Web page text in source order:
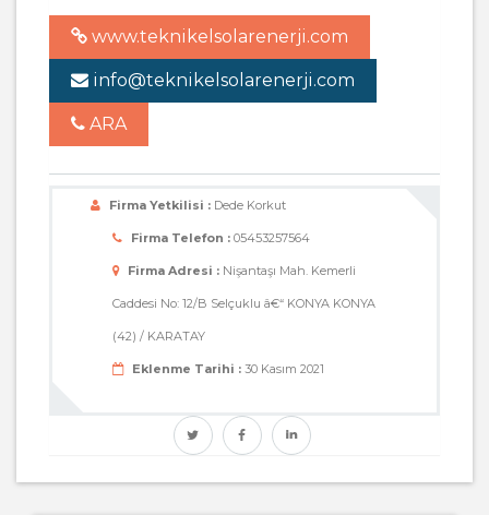
www.teknikelsolarenerji.com
info@teknikelsolarenerji.com
ARA
Firma Yetkilisi : Dede Korkut
Firma Telefon : 05453257564
Firma Adresi : Nişantaşı Mah. Kemerli
Caddesi No: 12/B Selçuklu â€“ KONYA KONYA
(42) / KARATAY
Eklenme Tarihi : 30 Kasım 2021